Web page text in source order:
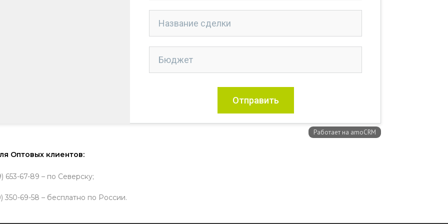
Оптовых клиентов:
653-67-89 – по Северску;
350-69-58 – бесплатно по России.